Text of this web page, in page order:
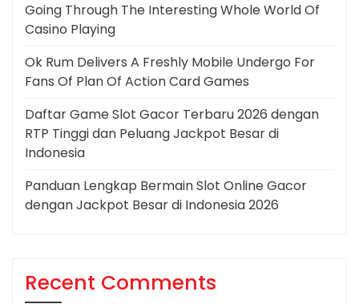
Going Through The Interesting Whole World Of
Casino Playing
Ok Rum Delivers A Freshly Mobile Undergo For
Fans Of Plan Of Action Card Games
Daftar Game Slot Gacor Terbaru 2026 dengan
RTP Tinggi dan Peluang Jackpot Besar di
Indonesia
Panduan Lengkap Bermain Slot Online Gacor
dengan Jackpot Besar di Indonesia 2026
Recent Comments